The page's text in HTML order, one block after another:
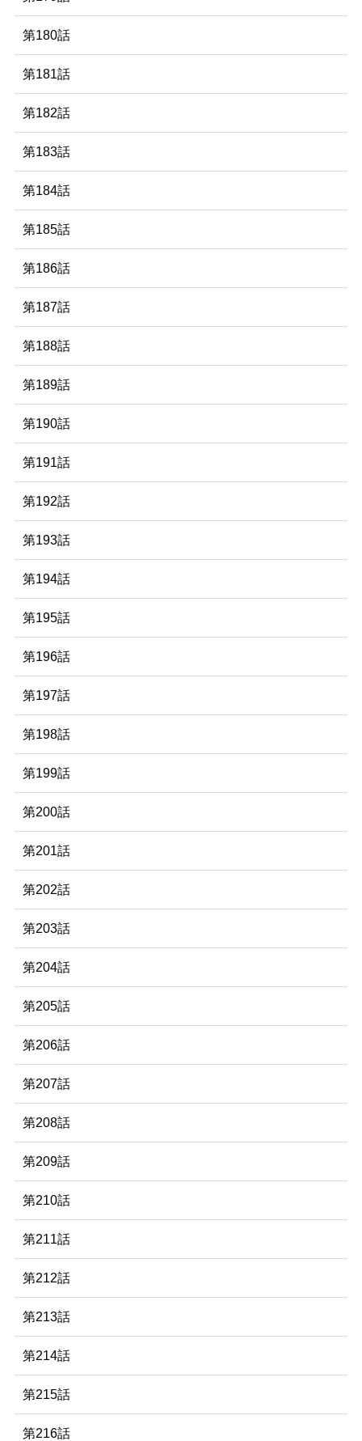
第180話
第181話
第182話
第183話
第184話
第185話
第186話
第187話
第188話
第189話
第190話
第191話
第192話
第193話
第194話
第195話
第196話
第197話
第198話
第199話
第200話
第201話
第202話
第203話
第204話
第205話
第206話
第207話
第208話
第209話
第210話
第211話
第212話
第213話
第214話
第215話
第216話